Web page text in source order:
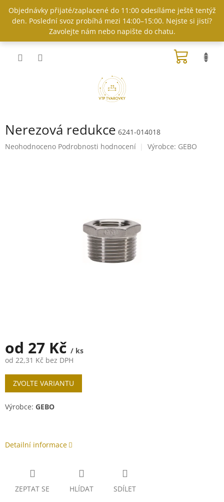
obsah
Objednávky přijaté/zaplacené do 11:00 odesíláme ještě tentýž
den. Poslední svoz probíhá mezi 14:00–15:00. Nejste si jistí?
Zavolejte nám nebo napište do chatu.
Nerezová redukce 6241-014018
Průměrné
Neohodnoceno Podrobnosti hodnocení Výrobce: GEBO
od 27 Kč / ks
od 22,31 Kč bez DPH
Měrná
cena:
ZVOLTE VARIANTU
Výrobce: GEBO
Detailní informace
ZEPTAT SE HLÍDAT SDÍLET